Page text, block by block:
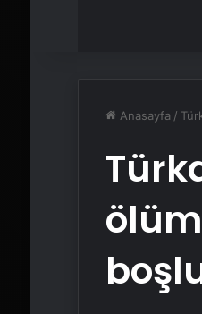
Anasayfa /